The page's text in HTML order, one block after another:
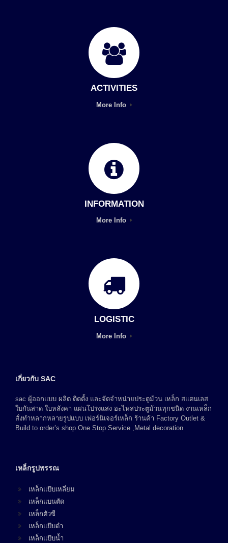
ACTIVITIES
More Info
INFORMATION
More Info
LOGISTIC
More Info
เกี่ยวกับ SAC
sac ผู้ออกแบบ ผลิต ติดตั้ง และจัดจำหน่ายประตูม้วน เหล็ก สแตนเลส
ใบกันสาด ใบหลังคา แผ่นโปร่งแสง อะไหล่ประตูม้วนทุกชนิด งานเหล็ก
สั่งทำหลากหลายรูปแบบ เฟอร์นิเจอร์เหล็ก ร้านค้า Factory Outlet &
Build to order’s shop One Stop Service ,Metal decoration
เหล็กรูปพรรณ
เหล็กแป๊บเหลี่ยม
เหล็กแบนตัด
เหล็กตัวซี
เหล็กแป๊บดำ
เหล็กแป๊บน้ำ